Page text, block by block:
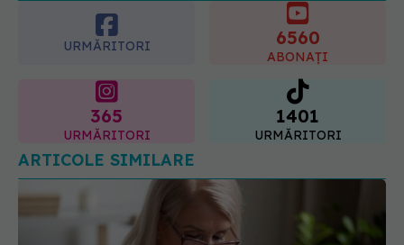
URMĂRITORI 6560
ABONAȚI
365
URMĂRITORI
1401
URMĂRITORI
ARTICOLE SIMILARE